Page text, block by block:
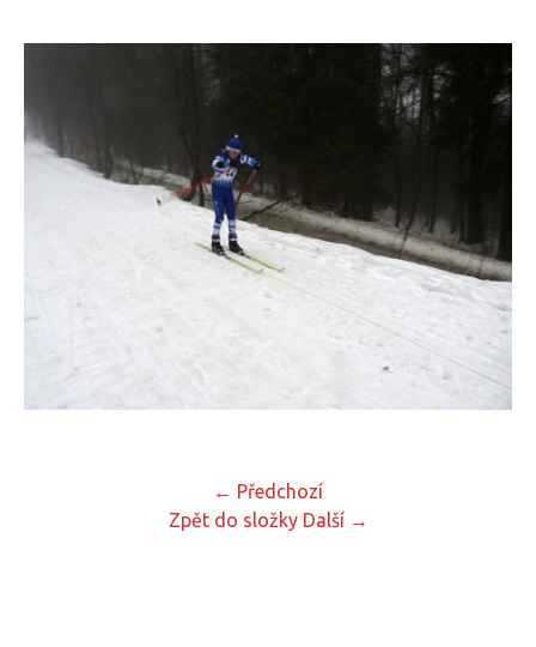
← Předchozí
Zpět do složky Další →